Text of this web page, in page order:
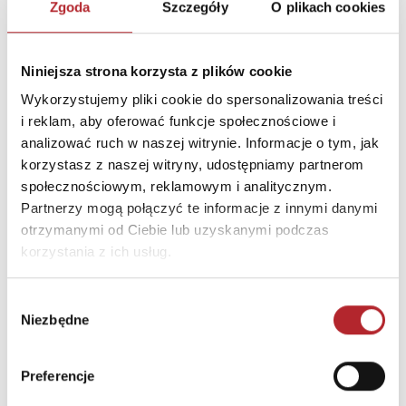
Zgoda Szczegóły O plikach cookies
Niniejsza strona korzysta z plików cookie
Wykorzystujemy pliki cookie do spersonalizowania treści
i reklam, aby oferować funkcje społecznościowe i
analizować ruch w naszej witrynie. Informacje o tym, jak
korzystasz z naszej witryny, udostępniamy partnerom
społecznościowym, reklamowym i analitycznym.
Partnerzy mogą połączyć te informacje z innymi danymi
otrzymanymi od Ciebie lub uzyskanymi podczas
korzystania z ich usług.
zgody
Niezbędne
Preferencje
Gra Mölkky w skrzynce
Tactic Games
Sug. cena det. 236,44zł (brutto)
Zaloguj się, aby kupić
NAJCZĘŚCIEJ KUPOWANE
Wyłączność